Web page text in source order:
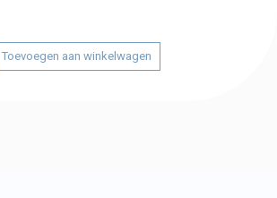
Toevoegen aan winkelwagen